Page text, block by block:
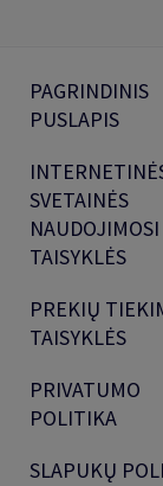
PAGRINDINIS
PUSLAPIS
SVETAINĖS
NAUDOJIMOSI
TAISYKLĖS
PREKIŲ
TAISYKLĖS
PRIVATUMO
POLITIKA
SLAPUKŲ